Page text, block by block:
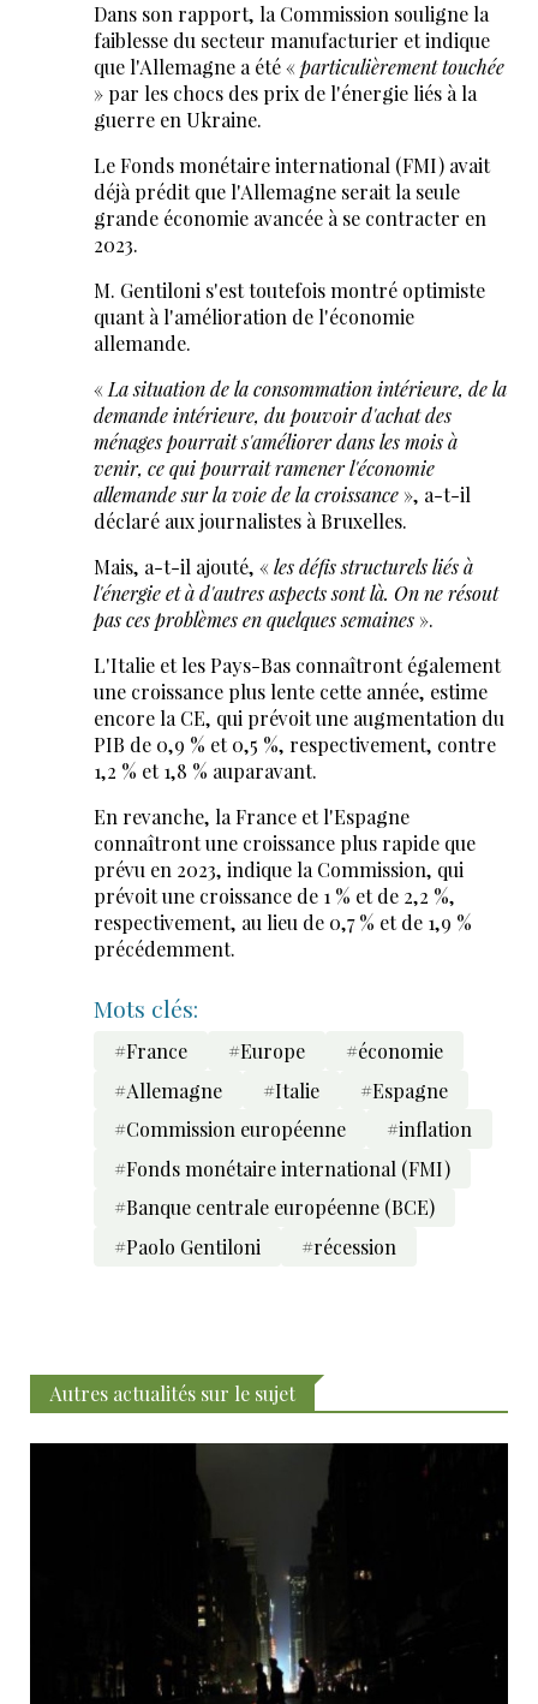
Dans son rapport, la Commission souligne la
faiblesse du secteur manufacturier et indique
que l'Allemagne a été «particulièrement touchée
» par les chocs des prix de l'énergie liés à la
guerre en Ukraine.
Le Fonds monétaire international (FMI) avait
déjà prédit que l'Allemagne serait la seule
grande économie avancée à se contracter en
2023.
M. Gentiloni s'est toutefois montré optimiste
quant à l'amélioration de l'économie
allemande.
«La situation de la consommation intérieure, de la
demande intérieure, du pouvoir d'achat des
ménages pourrait s'améliorer dans les mois à
venir, ce qui pourrait ramener l'économie
allemande sur la voie de la croissance», a-t-il
déclaré aux journalistes à Bruxelles.
Mais, a-t-il ajouté, «les défis structurels liés à
l'énergie et à d'autres aspects sont là. On ne résout
pas ces problèmes en quelques semaines».
L'Italie et les Pays-Bas connaîtront également
une croissance plus lente cette année, estime
encore la CE, qui prévoit une augmentation du
PIB de 0,9 % et 0,5 %, respectivement, contre
1,2 % et 1,8 % auparavant.
En revanche, la France et l'Espagne
connaîtront une croissance plus rapide que
prévu en 2023, indique la Commission, qui
prévoit une croissance de 1 % et de 2,2 %,
respectivement, au lieu de 0,7 % et de 1,9 %
précédemment.
Mots clés:
#France #Europe
#économie
#Allemagne
#Italie
#Espagne
#Commission européenne
#inflation
#Fonds monétaire international (FMI)
#Banque centrale européenne (BCE)
#Paolo Gentiloni
#récession
Autres actualités sur le sujet